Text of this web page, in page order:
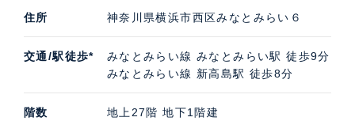
住所 神奈川県横浜市西区みなとみらい６
交通/駅徒歩*
みなとみらい線 みなとみらい駅 徒歩9分
みなとみらい線 新高島駅 徒歩8分
階数 地上27階 地下1階建